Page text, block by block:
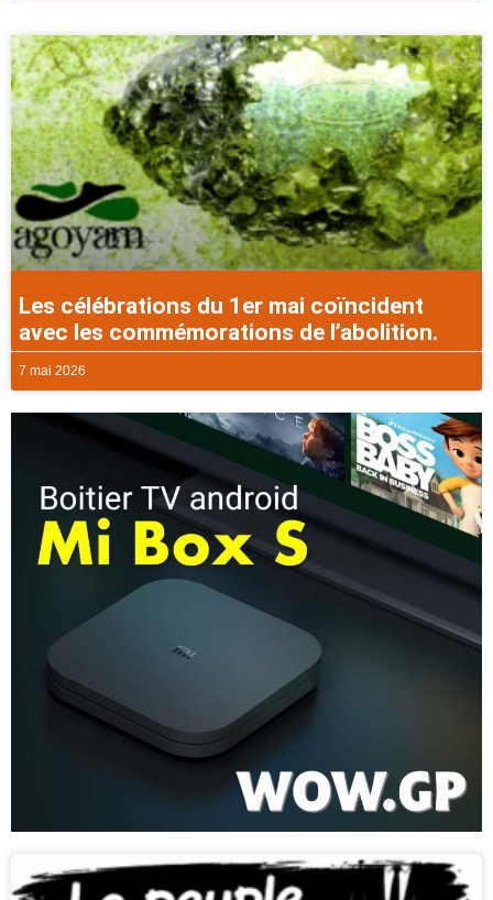
Les célébrations du 1er mai coïncident
avec les commémorations de l’abolition.
7 mai 2026